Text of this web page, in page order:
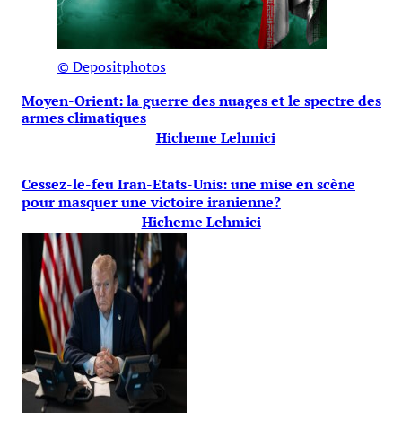
© Depositphotos
Moyen-Orient: la guerre des nuages et le spectre des
armes climatiques
Hicheme Lehmici
Cessez-le-feu Iran-Etats-Unis: une mise en scène
pour masquer une victoire iranienne?
Hicheme Lehmici